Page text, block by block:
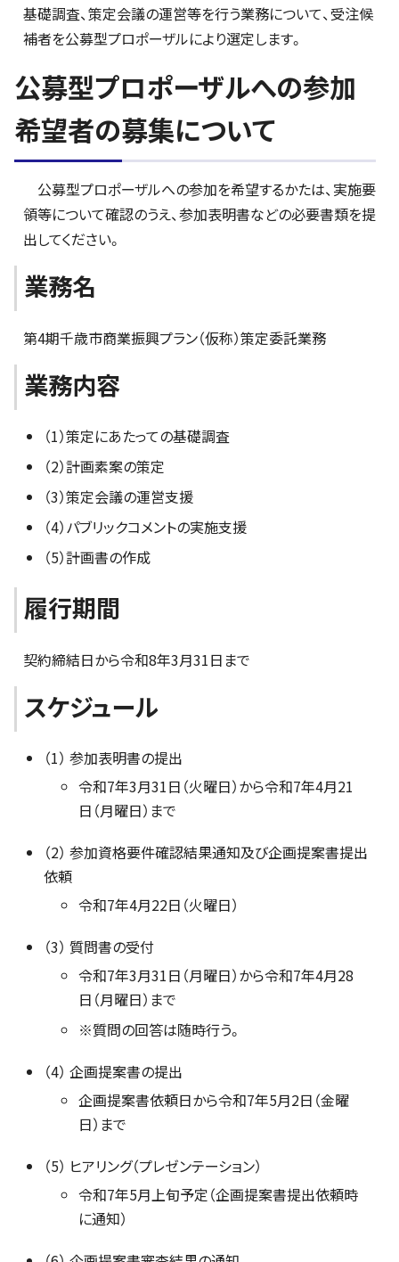
基礎調査、策定会議の運営等を行う業務について、受注候
補者を公募型プロポーザルにより選定します。
公募型プロポーザルへの参加
希望者の募集について
公募型プロポーザルへの参加を希望するかたは、実施要
領等について確認のうえ、参加表明書などの必要書類を提
出してください。
業務名
第4期千歳市商業振興プラン（仮称）策定委託業務
業務内容
（1）策定にあたっての基礎調査
（2）計画素案の策定
（3）策定会議の運営支援
（4）パブリックコメントの実施支援
（5）計画書の作成
履行期間
契約締結日から令和8年3月31日まで
スケジュール
（1） 参加表明書の提出
令和7年3月31日（火曜日）から令和7年4月21
日（月曜日）まで
（2） 参加資格要件確認結果通知及び企画提案書提出
依頼
令和7年4月22日（火曜日）
（3） 質問書の受付
令和7年3月31日（月曜日）から令和7年4月28
日（月曜日）まで
※質問の回答は随時行う。
（4） 企画提案書の提出
企画提案書依頼日から令和7年5月2日（金曜
日）まで
（5） ヒアリング（プレゼンテーション）
令和7年5月上旬予定（企画提案書提出依頼時
に通知）